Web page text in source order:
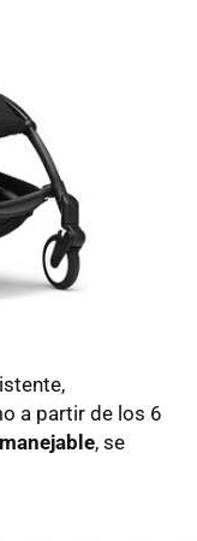
a partir de los 6
, se